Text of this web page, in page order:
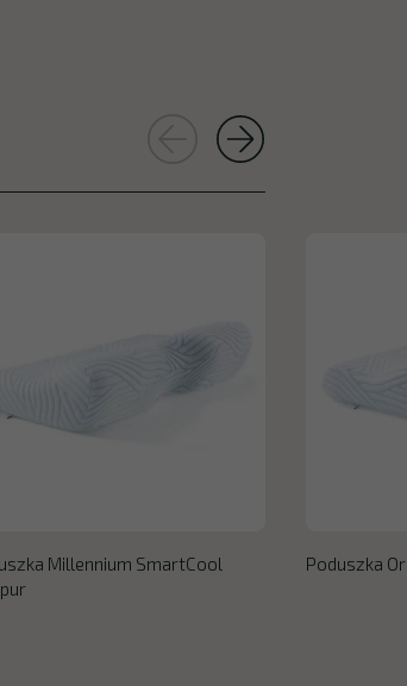
Millennium SmartCool
Poduszka